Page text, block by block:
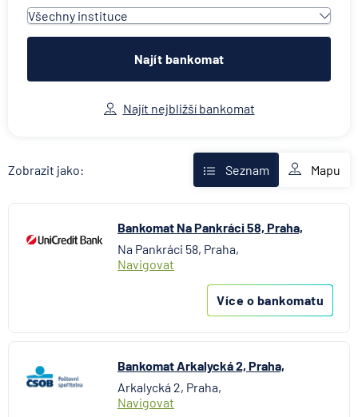
Všechny instituce
Všechny instituce
Československá obchodní banka
Fio banka
mBank
MONETA Money Bank
Oberbank AG
Raiffeisenbank
Stavební spořitelna České spořitelny
Najít bankomat
Najít nejbližší bankomat
Zobrazit jako: Seznam Mapu
Bankomat Na Pankráci 58, Praha,
Na Pankráci 58, Praha,
Navigovat
Více o bankomatu
Bankomat Arkalycká 2, Praha,
Arkalycká 2, Praha,
Navigovat